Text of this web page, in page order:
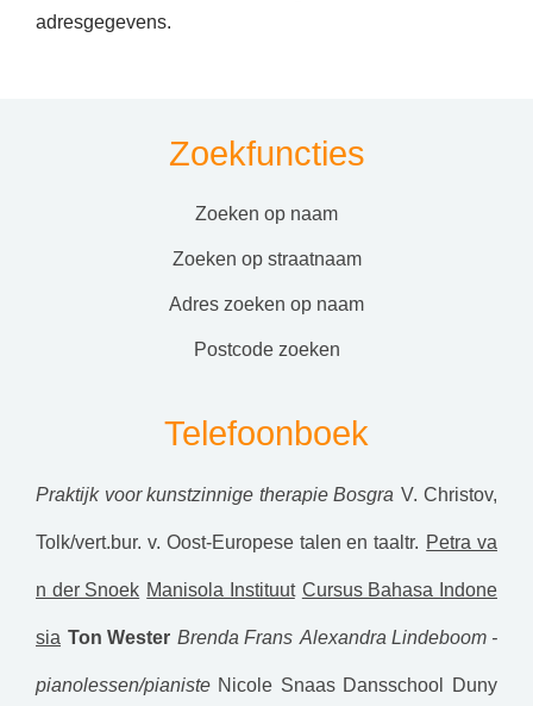
adresgegevens.
Zoekfuncties
zoeken op naam
zoeken op straatnaam
adres zoeken op naam
postcode zoeken
Telefoonboek
Praktijk voor kunstzinnige therapie Bosgra V. Christov,
Tolk/vert.bur. v. Oost-Europese talen en taaltr. Petra va
n der Snoek Manisola Instituut Cursus Bahasa Indone
sia Ton Wester Brenda Frans Alexandra Lindeboom -
pianolessen/pianiste Nicole Snaas Dansschool Duny